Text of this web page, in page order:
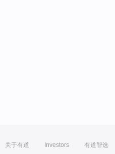
关于有道 Investors 有道智选